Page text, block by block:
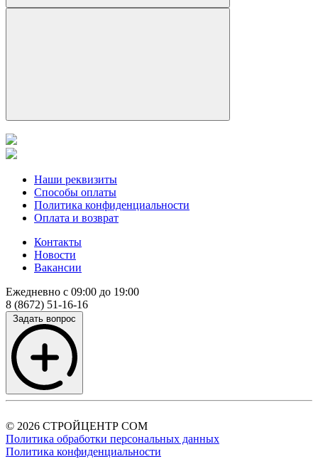
Наши реквизиты
Способы оплаты
Политика конфиденциальности
Оплата и возврат
Контакты
Новости
Вакансии
Ежедневно с 09:00 до 19:00
8 (8672) 51-16-16
Задать вопрос
© 2026 СТРОЙЦЕНТР СОМ
Политика обработки персональных данных
Политика конфиденциальности